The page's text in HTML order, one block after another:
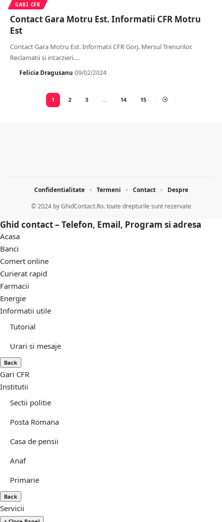
GARI CFR
Contact Gara Motru Est. Informatii CFR Motru
Est
Contact Gara Motru Est. Informatii CFR Gorj. Mersul Trenurilor.
Reclamatii si intarzieri.…
Felicia Dragusanu 09/02/2024
1 2 3 … 14 15
© 2024 byGhidContact.Ro. toate drepturile sunt rezervate
Confidentialitate Termeni Contact Despre
Ghid contact – Telefon, Email, Program si adresa
Acasa
Banci
Comert online
Curierat rapid
Farmacii
Energie
Informatii utile
Tutorial
Urari si mesaje
Back
Gari CFR
Institutii
Sectii politie
Posta Romana
Casa de pensii
Anaf
Primarie
Back
Servicii